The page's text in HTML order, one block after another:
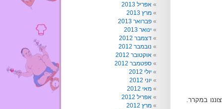
במקרר.
אפריל 2013
מרץ 2013
פברואר 2013
ינואר 2013
דצמבר 2012
נובמבר 2012
אוקטובר 2012
ספטמבר 2012
יולי 2012
יוני 2012
מאי 2012
אפריל 2012
מרץ 2012